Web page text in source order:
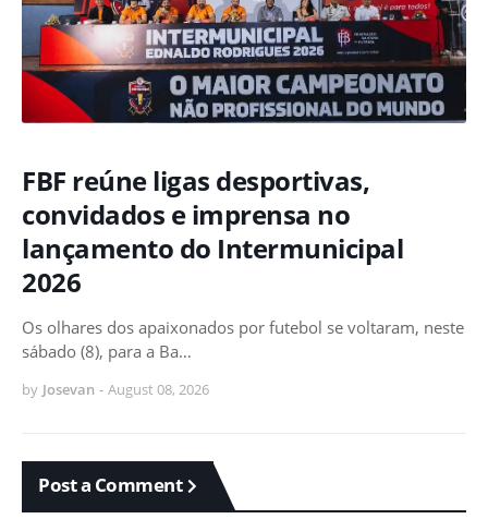
FBF reúne ligas desportivas,
convidados e imprensa no
lançamento do Intermunicipal
2026
Os olhares dos apaixonados por futebol se voltaram, neste
sábado (8), para a Ba…
by Josevan - August 08, 2026
Post a Comment